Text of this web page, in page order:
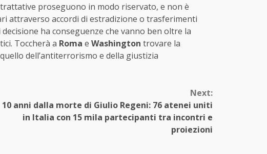
proseguono in modo riservato, e non è
attraverso accordi di estradizione o trasferimenti
ha conseguenze che vanno ben oltre la
Toccherà a Roma e Washington trovare la
dell’antiterrorismo e della giustizia
Next:
10 anni dalla morte di Giulio Regeni: 76 atenei uniti
in Italia con 15 mila partecipanti tra incontri e
proiezioni